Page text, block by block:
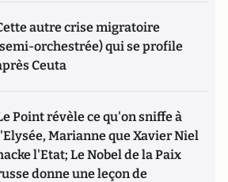
autre crise migratoire
orchestrée) qui se profile
Ceuta
Point révèle ce qu'on sniffe à
Marianne que Xavier Niel
l'Etat; Le Nobel de la Paix
donne une leçon de